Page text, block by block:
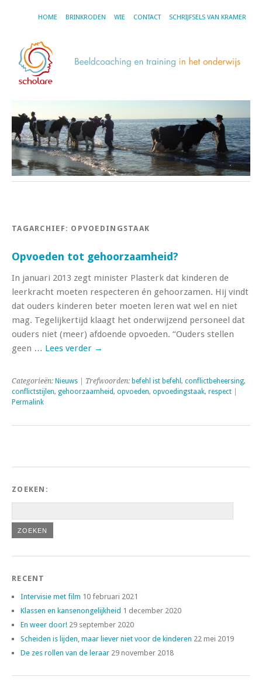
HOME BRINKRODEN WIE CONTACT SCHRIJFSELS VAN KRAMER
TAGARCHIEF: OPVOEDINGSTAAK
Opvoeden tot gehoorzaamheid?
In januari 2013 zegt minister Plasterk dat kinderen de
leerkracht moeten respecteren én gehoorzamen. Hij vindt
dat ouders kinderen beter moeten leren wat wel en niet
mag. Tegelijkertijd klaagt het onderwijzend personeel dat
ouders niet (meer) afdoende opvoeden. “Ouders stellen
geen … Lees verder →
Categorieën: Nieuws | Trefwoorden: befehl ist befehl , conflictbeheersing,
conflictstijlen, gehoorzaamheid, opvoeden, opvoedingstaak, respect
Permalink
ZOEKEN:
RECENT
Intervisie met film 10 februari 2021
Klassen en kansenongelijkheid 1 december 2020
En weer door! 29 september 2020
Scheiden is lijden, maar liever niet voor de kinderen 22 mei 2019
De zes rollen van de leraar 29 november 2018